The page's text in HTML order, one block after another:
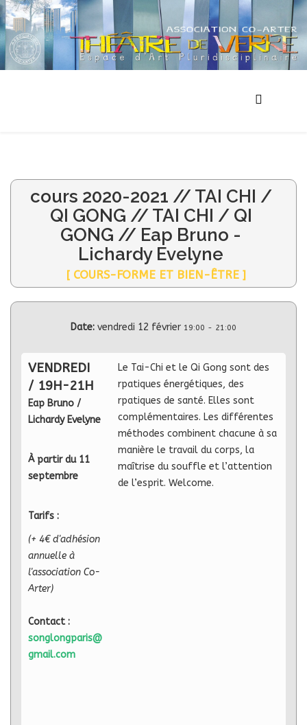
cours 2020-2021 // TAI CHI /
QI GONG // TAI CHI / QI
GONG // Eap Bruno -
Lichardy Evelyne
[ COURS-FORME ET BIEN-ÊTRE ]
Date: vendredi 12 février 19:00 - 21:00
VENDREDI
/ 19H-21H
Eap Bruno /
Lichardy Evelyne
À partir du 11
septembre
Tarifs :
(+ 4€ d'adhésion
annuelle à
l'association Co-
Arter)
Contact :
songlongparis@
gmail.com
Le Tai-Chi et le Qi Gong sont des
rpatiques énergétiques, des
rpatiques de santé. Elles sont
complémentaires. Les différentes
méthodes combinent chacune à sa
manière le travail du corps, la
maîtrise du souffle et l’attention
de l’esprit. Welcome.